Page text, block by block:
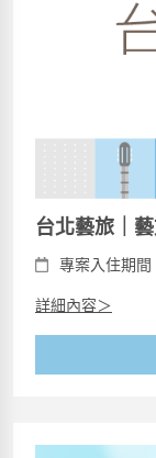
台北藝旅｜
專案入住期
詳細內容＞